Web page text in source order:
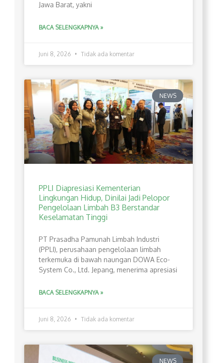
Jawa Barat, yakni
BACA SELENGKAPNYA »
Juni 8, 2026 Tidak ada komentar
NEWS
PPLI Diapresiasi Kementerian
Lingkungan Hidup, Dinilai Jadi Pelopor
Pengelolaan Limbah B3 Berstandar
Keselamatan Tinggi
PT Prasadha Pamunah Limbah Industri
(PPLI), perusahaan pengelolaan limbah
terkemuka di bawah naungan DOWA Eco-
System Co., Ltd. Jepang, menerima apresiasi
BACA SELENGKAPNYA »
Juni 8, 2026 Tidak ada komentar
NEWS